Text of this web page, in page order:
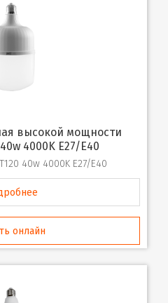
4000K E27/E40
40w 4000K E27/E40
онлайн